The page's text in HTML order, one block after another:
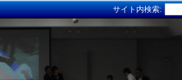
サイト内検索: